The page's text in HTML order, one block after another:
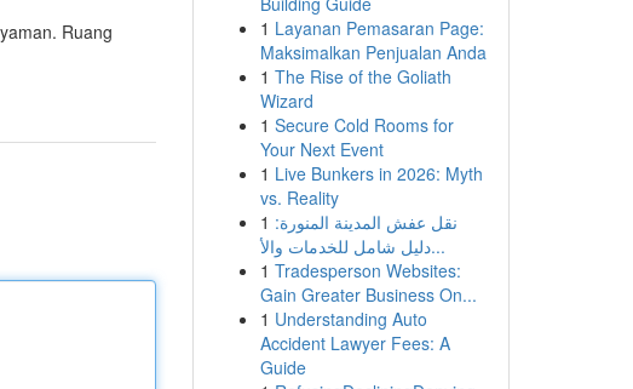
Ruang
1 Layanan Pemasaran Page:
Maksimalkan Penjualan Anda
1 The Rise of the Goliath
Wizard
1 Secure Cold Rooms for
Your Next Event
1 Live Bunkers in 2026: Myth
vs. Reality
1 نقل عفش المدينة المنورة:
دليل شامل للخدمات والأ...
1 Tradesperson Websites:
Gain Greater Business On...
1 Understanding Auto
Accident Lawyer Fees: A
Guide